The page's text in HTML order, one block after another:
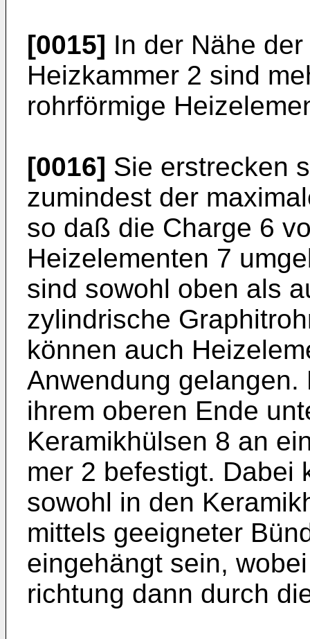
[0015] In der Nähe
Heizkammer 2 sind
rohrförmige
[0016] Sie erstrecken
zumindest der
so daß die Charge 6
Heizelementen 7
sind sowohl oben als
zylindrische
können auch
Anwendung
ihrem oberen Ende
Keramikhülsen 8 an
mer 2 befestigt. Dabei
sowohl in den
mittels geeigneter
eingehängt sein,
richtung dann durch